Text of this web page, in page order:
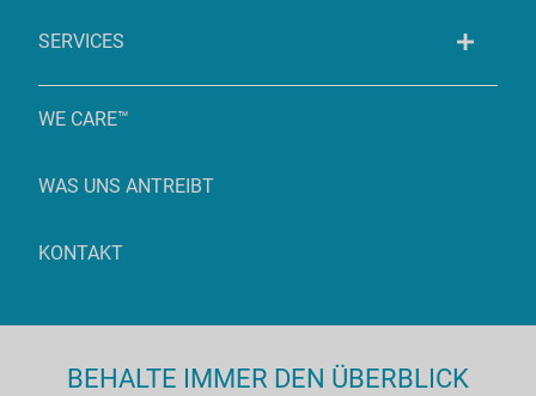
SERVICES
WE CARE™
WAS UNS ANTREIBT
KONTAKT
BEHALTE IMMER DEN ÜBERBLICK